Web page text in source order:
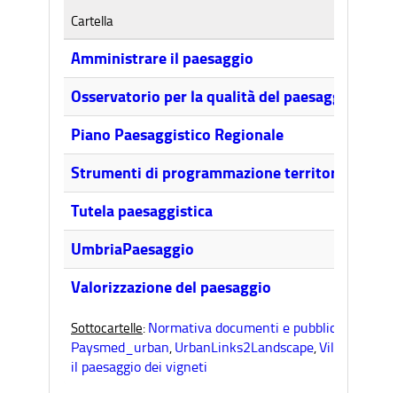
Cartella
Amministrare il paesaggio
Osservatorio per la qualità del paesaggio
Piano Paesaggistico Regionale
Strumenti di programmazione territoriale
Tutela paesaggistica
UmbriaPaesaggio
Valorizzazione del paesaggio
Sottocartelle: Normativa documenti e pubblicazioni
Paysmed_urban, UrbanLinks2Landscape,Ville e
il paesaggio dei vigneti